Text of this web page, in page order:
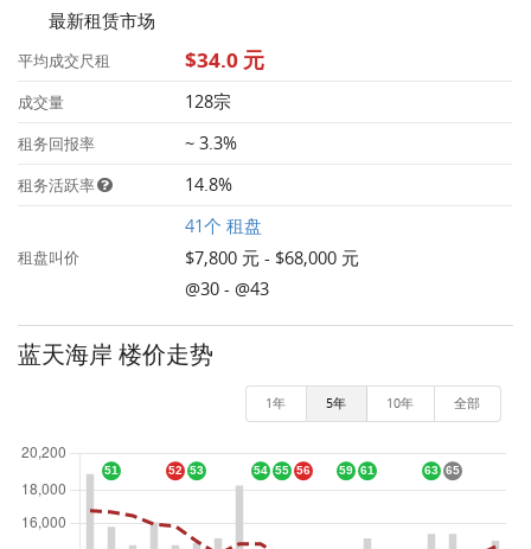
最新租赁市场
平均成交尺租 $34.0 元
成交量 128宗
租务回报率 ~ 3.3%
租务活跃率 14.8%
租盘叫价
41个 租盘
$7,800 元 - $68,000 元
@30 - @43
蓝天海岸 楼价走势
1年 5年 10年 全部